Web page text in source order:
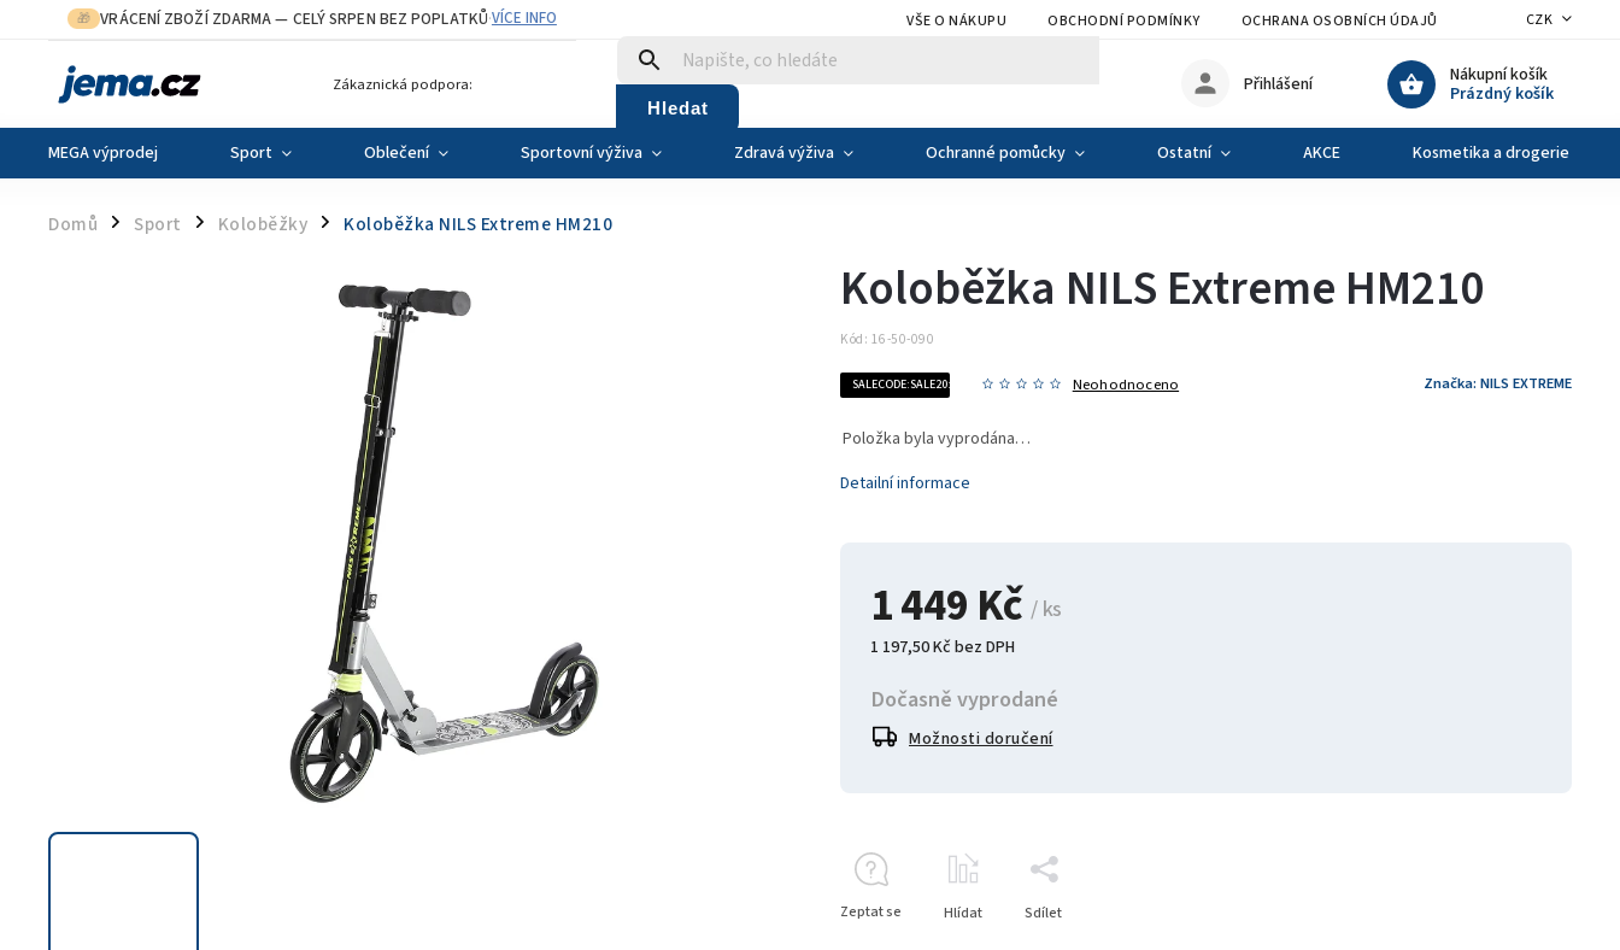
🎁 VRÁCENÍ ZBOŽÍ ZDARMA— CELÝ SRPEN BEZ POPLATKŮ·VÍCE INFO VŠE O NÁKUPU OBCHODNÍ PODMÍNKY OCHRANA OSOBNÍCH ÚDAJŮ VÝMĚNA A VRÁCENÍ
CZK
Zákaznická podpora:
Hledat
Nákupní košík
Prázdný košík
Přihlášení
MEGA výprodej Sport Oblečení Sportovní výživa Zdravá výživa Ochranné pomůcky Ostatní AKCE Kosmetika a drogerie
Domů / Sport / Koloběžky / Koloběžka NILS Extreme HM210
1 449 Kč/ ks
1 197,50 Kč bez DPH
Dočasně vyprodané
Možnosti doručení
Koloběžka NILS Extreme HM210
Kód: 16-50-090
SALECODE:SALE20:20:% Neohodnoceno Značka: NILS EXTREME
Položka byla vyprodána…
Detailní informace
Zeptat se Hlídat Sdílet